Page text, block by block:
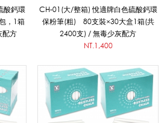
酸鈣環
，1箱
配方
CH-01(大/整箱) 悅適牌白色硫酸鈣環
保粉筆(粗) 80支裝×30大盒1箱(共
2400支) / 無毒少灰配方
NT.1,400